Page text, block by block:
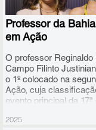
Professor da
em Ação
O professor Reginaldo
Campo Filinto
o 1º colocado na
Ação, cuja
evento principal da
2025